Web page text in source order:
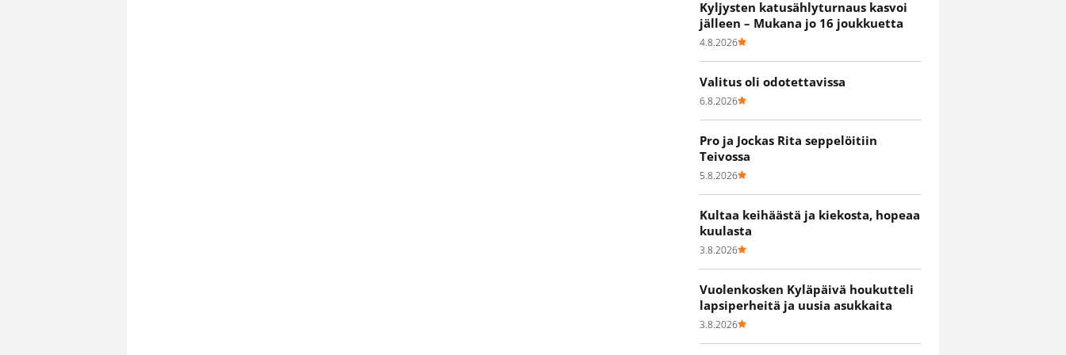
Kyljysten katusählyturnaus kasvoi
jälleen – Mukana jo 16 joukkuetta
4.8.2026
Valitus oli odotettavissa
6.8.2026
Pro ja Jockas Rita seppelöitiin
Teivossa
5.8.2026
Kultaa keihäästä ja kiekosta, hopeaa
kuulasta
3.8.2026
Vuolenkosken Kyläpäivä houkutteli
lapsiperheitä ja uusia asukkaita
3.8.2026